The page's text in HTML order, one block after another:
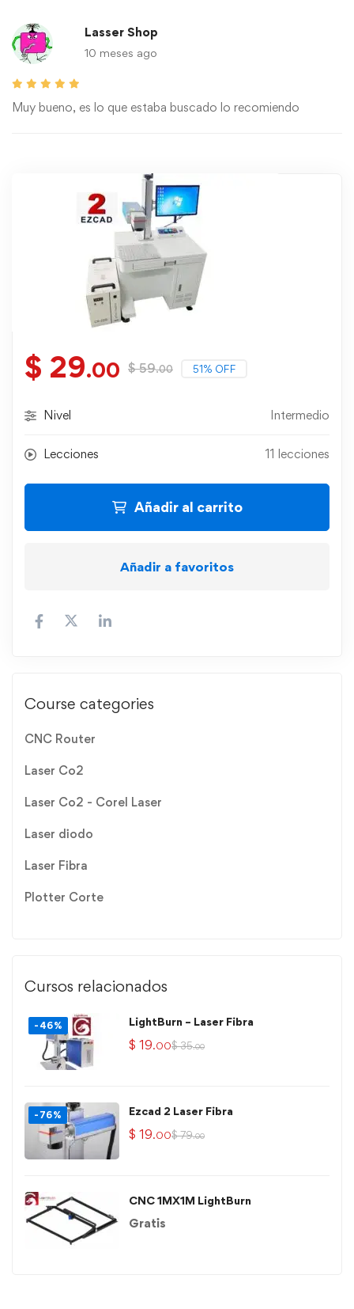
Lasser Shop
10 meses ago
Muy bueno, es lo que estaba buscado lo recomiendo
$ 29.00 $59.00 51% OFF
Nivel Intermedio
Lecciones 11 lecciones
Añadir al carrito
Añadir a favoritos
Course categories
CNC Router
Laser Co2
Laser Co2 - Corel Laser
Laser diodo
Laser Fibra
Plotter Corte
Cursos relacionados
-46% LightBurn – Laser Fibra
$ 19.00$35.00
-76% Ezcad 2 Laser Fibra
$ 19.00$79.00
CNC 1MX1M LightBurn
Gratis